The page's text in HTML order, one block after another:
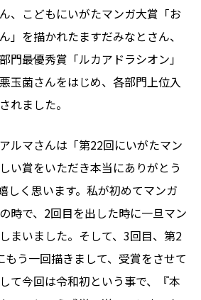
、こどもにいがたマンガ大賞「お
」を描かれたますだみなとさん、
門最優秀賞「ルカアドラシオン」
玉菌さんをはじめ、各部門上位入
れました。
ルマさんは「第22回にいがたマン
い賞をいただき本当にありがとう
しく思います。私が初めてマンガ
時で、2回目を出した時に一旦マン
まいました。そして、3回目、第2
う一回描きまして、受賞をさせて
て今回は令和初という事で、『本